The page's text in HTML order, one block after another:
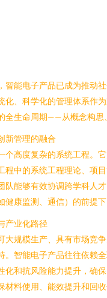
智能电子产品已成为推动
化、科学化的管理体系作
全生命周期——从概念构思
新管理的融合
个高度复杂的系统工程。
程中的系统工程理论、项
队能够有效协调跨学科人
康监测、通信）的前提
产业化路径
大规模生产、具有市场竞
。智能电子产品往往依赖
化和抗风险能力提升，确
料使用、能效提升和回